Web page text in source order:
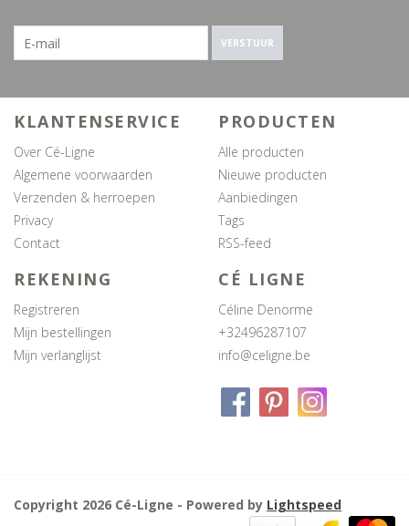
VERSTUUR
KLANTENSERVICE
Over Cé-Ligne
Algemene voorwaarden
Verzenden & herroepen
Privacy
Contact
PRODUCTEN
Alle producten
Nieuwe producten
Aanbiedingen
Tags
RSS-feed
REKENING
Registreren
Mijn bestellingen
Mijn verlanglijst
CÉ LIGNE
Céline Denorme
+32496287107
info@celigne.be
Copyright 2026 Cé-Ligne - Powered by Lightspeed